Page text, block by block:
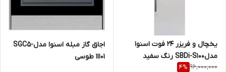
یخچال و فریزر 24 فوت اسنوا
مدلSBDi-S100 رنگ سفید
96,000,000
4%
اجاق گاز مبله اسنوا مدلSGC5-
11101 طوسی